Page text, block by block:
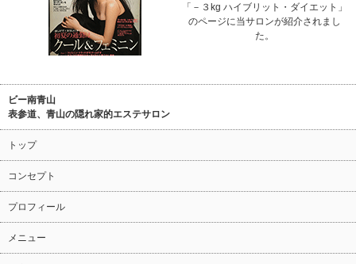
「－３kg ハイブリット・ダイエット」
のページに当サロンが紹介されまし
た。
ビー南青山
表参道、青山の隠れ家的エステサロン
トップ
コンセプト
プロフィール
メニュー